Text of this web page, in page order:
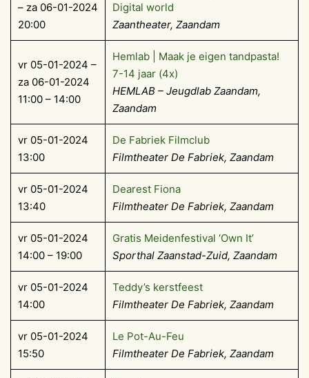
– za 06-01-2024
20:00
Digital world
Zaantheater, Zaandam
vr 05-01-2024 –
za 06-01-2024
11:00 – 14:00
Hemlab | Maak je eigen tandpasta!
7-14 jaar (4x)
HEMLAB – Jeugdlab Zaandam,
Zaandam
vr 05-01-2024
13:00
De Fabriek Filmclub
Filmtheater De Fabriek, Zaandam
vr 05-01-2024
13:40
Dearest Fiona
Filmtheater De Fabriek, Zaandam
vr 05-01-2024
14:00 – 19:00
Gratis Meidenfestival ‘Own It’
Sporthal Zaanstad-Zuid, Zaandam
vr 05-01-2024
14:00
Teddy’s kerstfeest
Filmtheater De Fabriek, Zaandam
vr 05-01-2024
15:50
Le Pot-Au-Feu
Filmtheater De Fabriek, Zaandam